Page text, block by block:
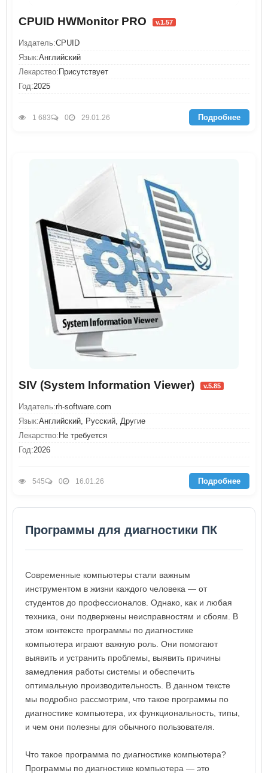
CPUID HWMonitor PRO v.1.57
Издатель:CPUID
Язык:Английский
Лекарство: Присутствует
Год:2025
1 683 0 29.01.26 Подробнее
SIV (System Information Viewer) v.5.85
Издатель:rh-software.com
Язык:Английский, Русский, Другие
Лекарство: Не требуется
Год:2026
545 0 16.01.26 Подробнее
Программы для диагностики ПК
Современные компьютеры стали важным
инструментом в жизни каждого человека — от
студентов до профессионалов. Однако, как и любая
техника, они подвержены неисправностям и сбоям. В
этом контексте программы по диагностике
компьютера играют важную роль. Они помогают
выявить и устранить проблемы, выявить причины
замедления работы системы и обеспечить
оптимальную производительность. В данном тексте
мы подробно рассмотрим, что такое программы по
диагностике компьютера, их функциональность, типы,
и чем они полезны для обычного пользователя.
Что такое программа по диагностике компьютера?
Программы по диагностике компьютера — это